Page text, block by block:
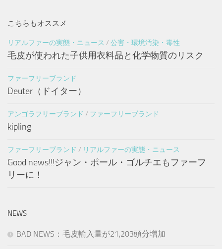
こちらもオススメ
リアルファーの実態・ニュース / 公害・環境汚染・毒性
毛皮が使われた子供用衣料品と化学物質のリスク
ファーフリーブランド
Deuter（ドイター）
アンゴラフリーブランド / ファーフリーブランド
kipling
ファーフリーブランド / リアルファーの実態・ニュース
Good news!!!ジャン・ポール・ゴルチエもファーフ
リーに！
NEWS
BAD NEWS：毛皮輸入量が21,203頭分増加